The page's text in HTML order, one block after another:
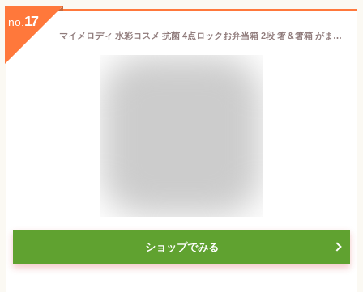
no. 17
マイメロディ 水彩コスメ 抗菌 4点ロックお弁当箱 2段 箸＆箸箱 がま口型ランチバッグ セット PFLW4AG
ショップでみる